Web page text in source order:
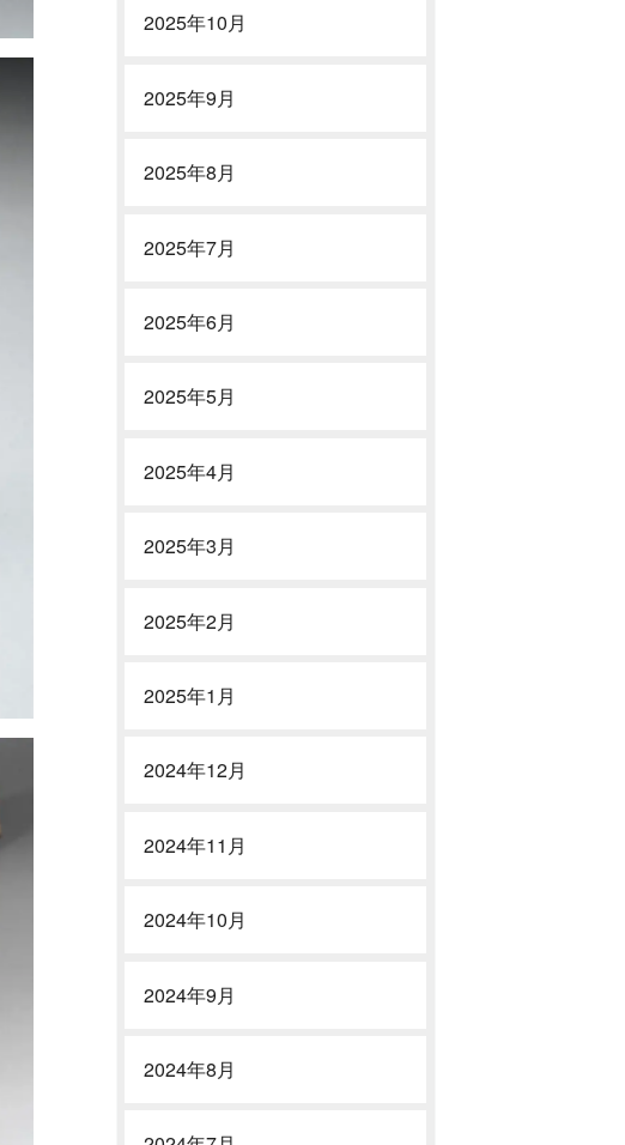
2025年10月
2025年9月
2025年8月
2025年7月
2025年6月
2025年5月
2025年4月
2025年3月
2025年2月
2025年1月
2024年12月
2024年11月
2024年10月
2024年9月
2024年8月